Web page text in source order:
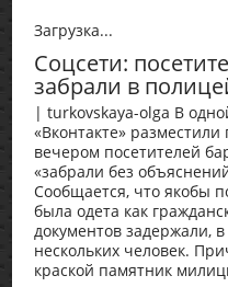
Загрузка...
Соцсети:
забрали в
| turkovskaya-olga В
«Вконтакте»
вечером посетителей
«забрали без
Сообщается, что якобы
была одета как
документов задержали,
нескольких человек.
краской памятник